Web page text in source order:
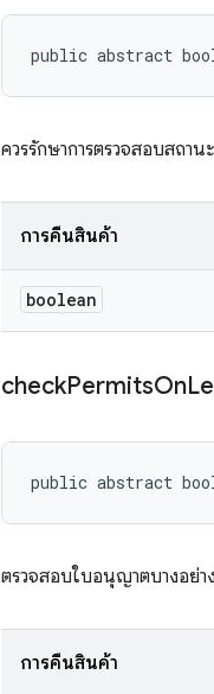
public abstract
ควรรักษาการตรวจสอบสถา
การคืนสินค้า
boolean
checkPermitsOn
public abstract
ตรวจสอบใบอนุญาตบางอย่า
การคืนสินค้า